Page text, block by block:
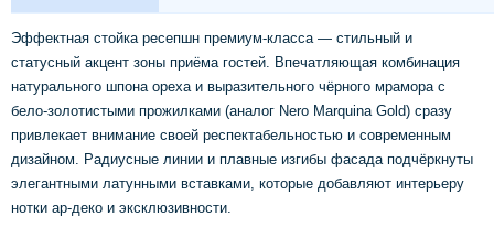
Эффектная стойка ресепшн премиум-класса — стильный и
статусный акцент зоны приёма гостей. Впечатляющая комбинация
натурального шпона ореха и выразительного чёрного мрамора с
бело-золотистыми прожилками (аналог Nero Marquina Gold) сразу
привлекает внимание своей респектабельностью и современным
дизайном. Радиусные линии и плавные изгибы фасада подчёркнуты
элегантными латунными вставками, которые добавляют интерьеру
нотки ар-деко и эксклюзивности.